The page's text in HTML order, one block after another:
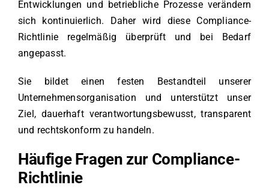
Entwicklungen und betriebliche Prozesse verändern
sich kontinuierlich. Daher wird diese Compliance-
Richtlinie regelmäßig überprüft und bei Bedarf
angepasst.
Sie bildet einen festen Bestandteil unserer
Unternehmensorganisation und unterstützt unser
Ziel, dauerhaft verantwortungsbewusst, transparent
und rechtskonform zu handeln.
Häufige Fragen zur Compliance-
Richtlinie